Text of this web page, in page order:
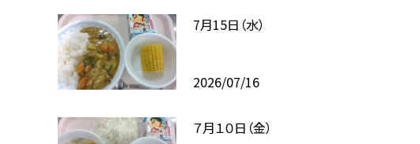
7月15日（水）
2026/07/16
７月１０日（金）